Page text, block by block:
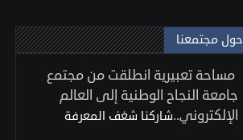
حول مجتمعنا
مساحة تعبيرية انطلقت من مجتمع
جامعة النجاح الوطنية إلى العالم
الإلكتروني..شاركنا شغف المعرفة